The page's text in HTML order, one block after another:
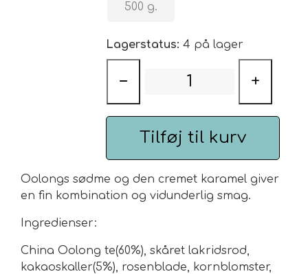
Hvid Te
Rooibush
Urte & Frugt teer
500 g.
Lagerstatus: 4 på lager
− +
Tilføj til kurv
Oolongs sødme og den cremet karamel giver
en fin kombination og vidunderlig smag.
Ingredienser:
China Oolong te(60%), skåret lakridsrod,
kakaoskaller(5%), rosenblade, kornblomster,